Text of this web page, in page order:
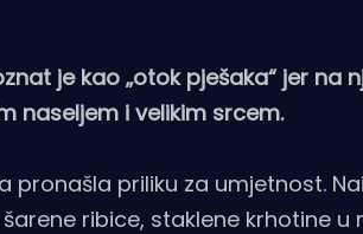
je kao „otok pješaka“ jer
naseljem i velikim srcem.
pronašla priliku za umjetnost.
ribice, staklene krhotine